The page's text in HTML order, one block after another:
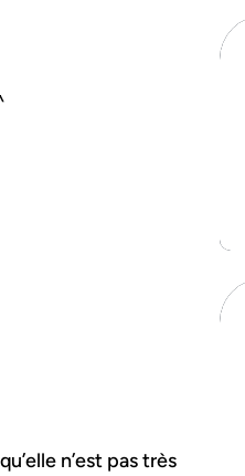
n’est pas très